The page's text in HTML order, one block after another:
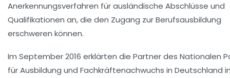
Anerkennungsverfahren für ausländische Abschlüsse und
Qualifikationen an, die den Zugang zur Berufsausbildung
erschweren können.
Im September 2016 erklärten die Partner des Nationalen
für Ausbildung und Fachkräftenachwuchs in Deutschland